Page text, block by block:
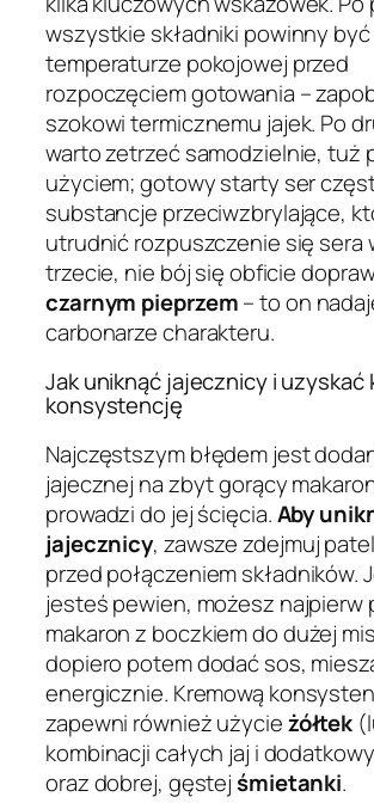
wszystkie składniki powinny
temperaturze pokojowej przed
rozpoczęciem gotowania –
szokowi termicznemu jajek. Po
warto zetrzeć samodzielnie, tuż
użyciem; gotowy starty ser
substancje przeciwzbrylające,
utrudnić rozpuszczenie się sera
trzecie, nie bój się obficie
czarnym pieprzem– to on
carbonarze charakteru.
Jak uniknąć jajecznicy i uzyskać
konsystencję
Najczęstszym błędem jest
jajecznej na zbyt gorący
prowadzi do jej ścięcia.Aby
jajecznicy, zawsze zdejmuj
przed połączeniem składników.
jesteś pewien, możesz najpierw
makaron z boczkiem do dużej
dopiero potem dodać sos,
energicznie. Kremową
zapewni również użycieżółtek
kombinacji całych jaj i
oraz dobrej, gęstejśmietanki.